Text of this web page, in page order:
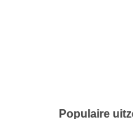
Populaire